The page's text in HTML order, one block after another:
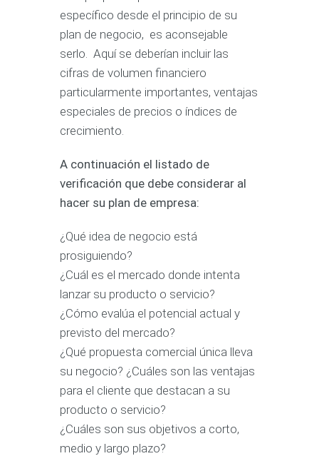
específico desde el principio de su
plan de negocio, es aconsejable
serlo. Aquí se deberían incluir las
cifras de volumen financiero
particularmente importantes, ventajas
especiales de precios o índices de
crecimiento.
A continuación el listado de
verificación que debe considerar al
hacer su plan de empresa:
¿Qué idea de negocio está
prosiguiendo?
¿Cuál es el mercado donde intenta
lanzar su producto o servicio?
¿Cómo evalúa el potencial actual y
previsto del mercado?
¿Qué propuesta comercial única lleva
su negocio? ¿Cuáles son las ventajas
para el cliente que destacan a su
producto o servicio?
¿Cuáles son sus objetivos a corto,
medio y largo plazo?